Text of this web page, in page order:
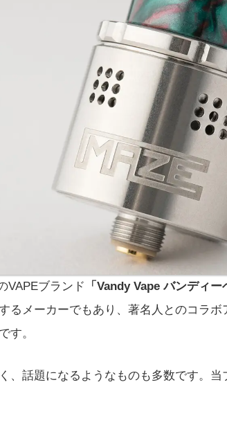
VAPEブランド 「Vandy Vape バンディー
るメーカーでもあり、著名人とのコラ
す。
、話題になるようなものも多数です。